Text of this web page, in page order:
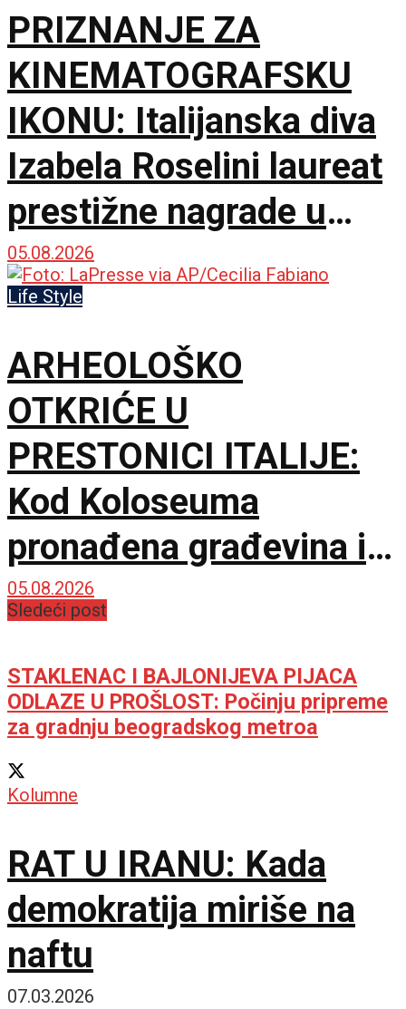
PRIZNANJE ZA
KINEMATOGRAFSKU
IKONU: Italijanska diva
Izabela Roselini laureat
prestižne nagrade u
Švajcarskoj
05.08.2026
Life Style
ARHEOLOŠKO
OTKRIĆE U
PRESTONICI ITALIJE:
Kod Koloseuma
pronađena građevina iz
drugog veka sa
05.08.2026
Sledeći post
STAKLENAC I BAJLONIJEVA PIJACA
ODLAZE U PROŠLOST: Počinju pripreme
za gradnju beogradskog metroa
Kolumne
RAT U IRANU: Kada
demokratija miriše na
naftu
07.03.2026